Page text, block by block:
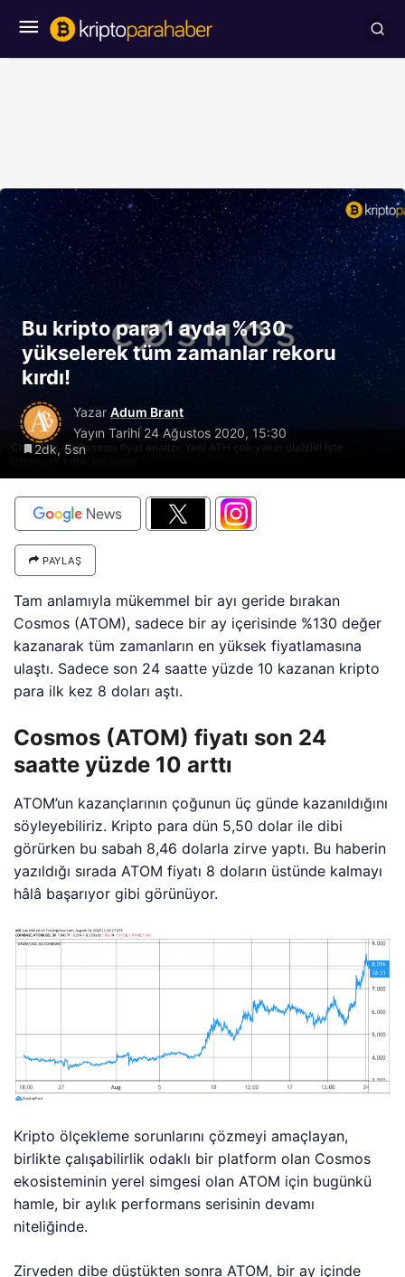
Chainlink ve Cosmos fiyat analizi: Yeni ATH çok yakın olabilir! İşte
izlenecek kritik seviyeler
Bu kripto para 1 ayda %130
yükselerek tüm zamanlar rekoru
kırdı!
Yazar Adum Brant
Yayın Tarihi24 Ağustos 2020, 15:30
2dk, 5sn
PAYLAŞ
Tam anlamıyla mükemmel bir ayı geride bırakan
Cosmos (ATOM), sadece bir ay içerisinde %130 değer
kazanarak tüm zamanların en yüksek fiyatlamasına
ulaştı. Sadece son 24 saatte yüzde 10 kazanan kripto
para ilk kez 8 doları aştı.
Cosmos (ATOM) fiyatı son 24
saatte yüzde 10 arttı
ATOM’un kazançlarının çoğunun üç günde kazanıldığını
söyleyebiliriz. Kripto para dün 5,50 dolar ile dibi
görürken bu sabah 8,46 dolarla zirve yaptı. Bu haberin
yazıldığı sırada ATOM fiyatı 8 doların üstünde kalmayı
hâlâ başarıyor gibi görünüyor.
Kripto ölçekleme sorunlarını çözmeyi amaçlayan,
birlikte çalışabilirlik odaklı bir platform olan Cosmos
ekosisteminin yerel simgesi olan ATOM için bugünkü
hamle, bir aylık performans serisinin devamı
niteliğinde.
Zirveden dibe düştükten sonra ATOM, bir ay içinde